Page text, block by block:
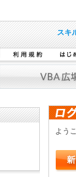
スキ
よう